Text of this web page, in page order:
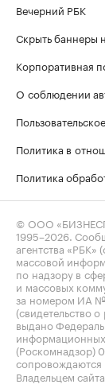
Вечерний РБК
Скрыть баннеры
Корпоративная
О соблюдении
Политика в
Политика
© ООО
1995–2026 .
агентства «РБК»
массовой
по надзору в
и массовых
за номером ИА
(свидетельство
выдано
(Роскомнадзор)
сопровождаются
Владельцем